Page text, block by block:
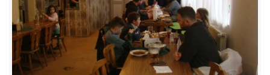
cenekji@seznam.cz
© 2026 eStránky.cz | RSS|Tisk| Nahoru ↑